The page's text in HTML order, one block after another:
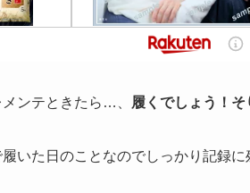
ンテときたら…、 履くでしょう！そ
いた日のことなのでしっかり記録に